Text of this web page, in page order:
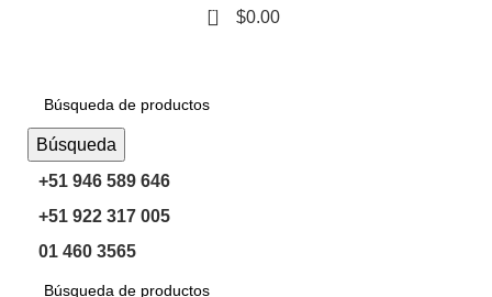
0 $0.00
Búsqueda
+51 946 589 646
+51 922 317 005
01 460 3565